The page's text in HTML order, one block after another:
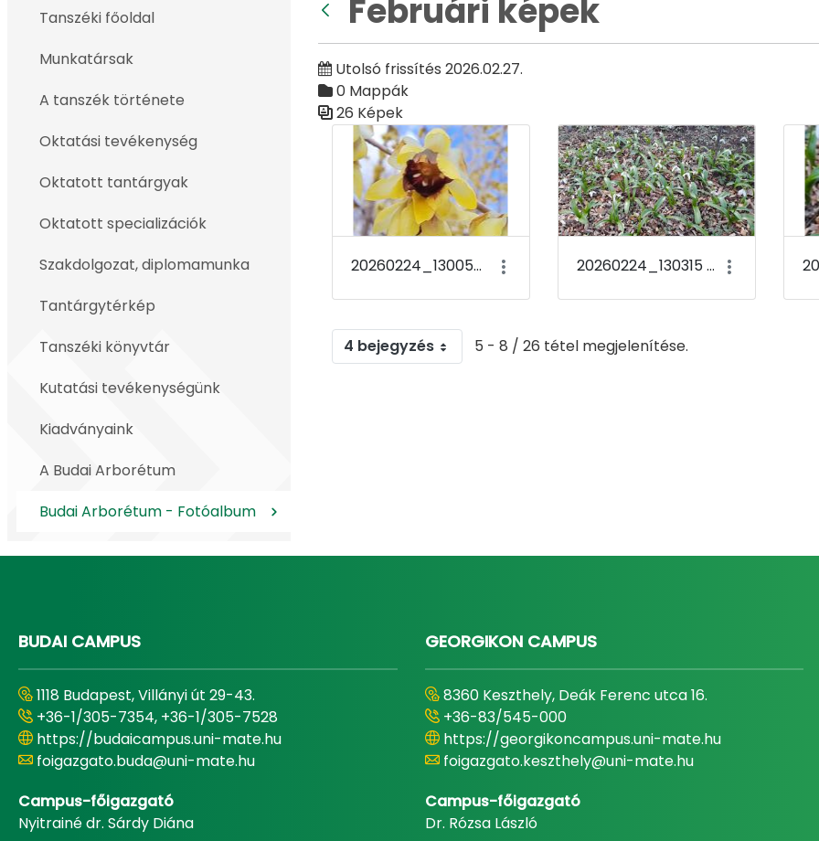
Tanszéki főoldal
Munkatársak
A tanszék története
Oktatási tevékenység
Oktatott tantárgyak
Oktatott specializációk
Szakdolgozat, diplomamunka
Tantárgytérkép
Tanszéki könyvtár
Kutatási tevékenységünk
Kiadványaink
A Budai Arborétum
Budai Arborétum - Fotóalbum
Februári képek
Utolsó frissítés 2026.02.27.
0 Mappák
26 Képek
Médiatár
20260224_130050 Chimonanthus praecox 20260224_130315 Galanthus woronowii
4 bejegyzés 5 - 8 / 26 tétel megjelenítése.
BUDAI CAMPUS
1118 Budapest, Villányi út 29-43.
+36-1/305-7354, +36-1/305-7528
https://budaicampus.uni-mate.hu
foigazgato.buda@uni-mate.hu
Campus-főigazgató
Nyitrainé dr. Sárdy Diána
GEORGIKON CAMPUS
8360 Keszthely, Deák Ferenc utca 16.
+36-83/545-000
https://georgikoncampus.uni-mate.hu
foigazgato.keszthely@uni-mate.hu
Campus-főigazgató
Dr. Rózsa László